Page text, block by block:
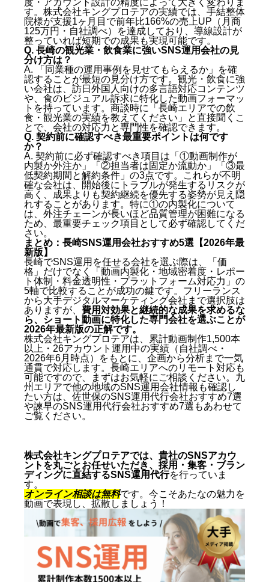
す。株式会社キングプロテアの実績では、手結整体
院様が支援1ヶ月目で前年比166%の売上UP（月商
125万円・自社調べ）を達成しており、導線設計が
整っていれば短期での成果も実現可能です。
Q. 長崎の観光業・飲食業に強いSNS運用会社の見
分け方は？
A. 「同業種の運用事例を見せてもらえるか」を確
認することが最短の見分け方です。観光・飲食に強
い会社は、訪日外国人向けの多言語対応コンテンツ
や、食のビジュアル訴求に特化した動画フォーマッ
トを持っています。商談時に「長崎エリアでの飲
食・観光業の実績を教えてください」と直接聞くこ
とで、会社の対応力と専門性を確認できます。
Q. 契約前に確認すべき最重要ポイントは何です
か？
A. 契約前に必ず確認すべき項目は「①動画制作が
内製か外注か」「②担当者は固定か流動か」「③最
低契約期間と解約条件」の3点です。これらが不明
確な会社は、開始後にトラブルが発生するリスクが
高く、成果よりも契約継続を優先する姿勢が見え隠
れすることがあります。特に①の内製化について
は、外注チェーンが長いほど品質管理が困難になる
ため、最重要チェック項目として必ず確認してくだ
さい。
まとめ：長崎SNS運用会社おすすめ5選【2026年最
新版】
長崎でSNS運用を任せる会社を選ぶ際は、「価
格」だけでなく「動画内製化・地域密着度・レポー
ト体制・料金透明性・プラットフォーム対応力」の
5軸で比較することが成功の鍵です。フリーランス
から大手デジタルマーケティング会社まで選択肢は
ありますが、 費用対効果と継続的な成果を求めるな
ら、ショート動画に特化した専門会社を選ぶことが
2026年最新版の正解です。
株式会社キングプロテアは、累計動画制作1,500本
以上・26アカウント運用中の実績（自社調べ・
2026年6月時点）をもとに、企画から分析まで一気
通貫で対応します。長崎エリアへのリモート対応も
可能ですので、まずはお気軽にご相談ください。九
州エリアで他の地域のSNS運用会社情報も確認し
たい方は、 佐世保のSNS運用代行会社おすすめ7選
や諫早のSNS運用代行会社おすすめ7選 もあわせて
ご覧ください。
株式会社キングプロテアでは、貴社のSNSアカウ
ントを丸ごとお任せいただき、採用・集客・ブラン
ディングに直結するSNS運用代行を行っていま
す。
オンライン相談は無料です。今こそあたなの魅力を
動画で表現し、拡散しましょう！